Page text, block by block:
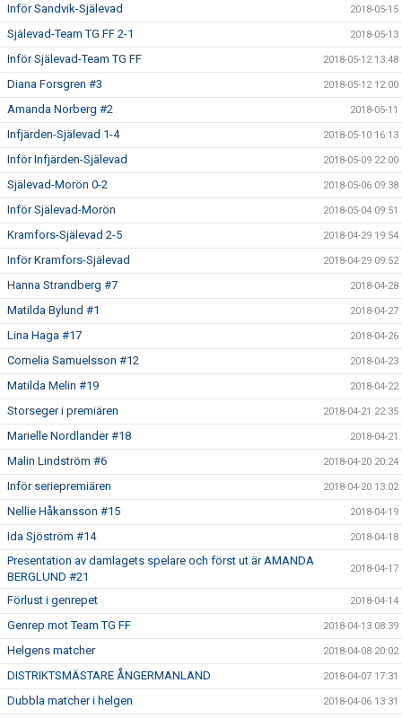
Inför Sandvik-Själevad 2018-05-15
Själevad-Team TG FF 2-1 2018-05-13
Inför Själevad-Team TG FF 2018-05-12 13:48
Diana Forsgren #3 2018-05-12 12:00
Amanda Norberg #2 2018-05-11
Infjärden-Själevad 1-4 2018-05-10 16:13
Inför Infjärden-Själevad 2018-05-09 22:00
Själevad-Morön 0-2 2018-05-06 09:38
Inför Själevad-Morön 2018-05-04 09:51
Kramfors-Själevad 2-5 2018-04-29 19:54
Inför Kramfors-Själevad 2018-04-29 09:52
Hanna Strandberg #7 2018-04-28
Matilda Bylund #1 2018-04-27
Lina Haga #17 2018-04-26
Cornelia Samuelsson #12 2018-04-23
Matilda Melin #19 2018-04-22
Storseger i premiären 2018-04-21 22:35
Marielle Nordlander #18 2018-04-21
Malin Lindström #6 2018-04-20 20:24
Inför seriepremiären 2018-04-20 13:02
Nellie Håkansson #15 2018-04-19
Ida Sjöström #14 2018-04-18
Presentation av damlagets spelare och först ut är AMANDA
BERGLUND #21
2018-04-17
Förlust i genrepet 2018-04-14
Genrep mot Team TG FF 2018-04-13 08:39
Helgens matcher 2018-04-08 20:02
DISTRIKTSMÄSTARE ÅNGERMANLAND 2018-04-07 17:31
Dubbla matcher i helgen 2018-04-06 13:31